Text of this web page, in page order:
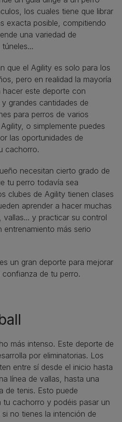
los cuales tiene que librar
exacta posible, compitiendo
una variedad de
que el Agility es solo para los
pero en realidad la mayoría
este deporte con
grandes cantidades de
para perros de varios
o simplemente puedes
las oportunidades de
cachorro.
necesitan cierto grado de
tu perro todavía sea
clubes de Agility tienen clases
aprender a hacer muchas
y practicar su control
entrenamiento más serio
un gran deporte para mejorar
de tu perro.
más intenso. Este deporte de
por eliminatorias. Los
entre sí desde el inicio hasta
línea de vallas, hasta una
de tenis. Esto puede
tu cachorro y podéis pasar un
no tienes la intención de